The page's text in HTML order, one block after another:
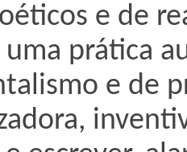
e de
prática
e de